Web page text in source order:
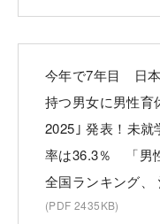
今年で7年目 日
持つ男女に男性育
2025｣ 発表！未
率は36.3％ 「男
全国ランキング、
(PDF 2435KB)